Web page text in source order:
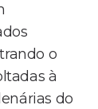
o
à
do